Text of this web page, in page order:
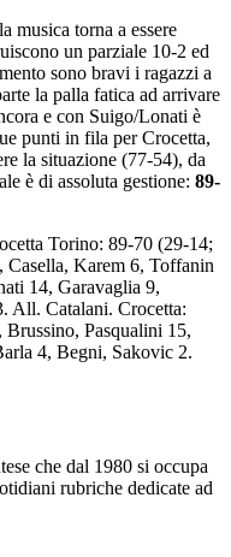
musica torna a essere
un parziale 10-2 ed
sono bravi i ragazzi a
la palla fatica ad arrivare
e con Suigo/Lonati è
punti in fila per Crocetta,
la situazione (77-54), da
è di assoluta gestione: 89-
Torino: 89-70 (29-14;
Karem 6, Toffanin
14, Garavaglia 9,
All. Catalani. Crocetta:
Pasqualini 15,
4, Begni, Sakovic 2.
che dal 1980 si occupa
rubriche dedicate ad